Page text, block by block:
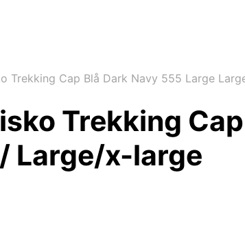
Trekking Cap Blå Dark Navy 555 Large
Trekking
Large/x-large